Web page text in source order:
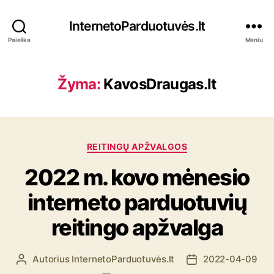
Paieška
InternetoParduotuvės.lt
Meniu
Žyma: KavosDraugas.lt
K
t
e
g
o
r
i
o
REITINGŲ APŽVALGOS
2022 m. kovo mėnesio
interneto parduotuvių
reitingo apžvalga
Į
Autorius InternetoParduotuvės.lt
Į
2022-04-09